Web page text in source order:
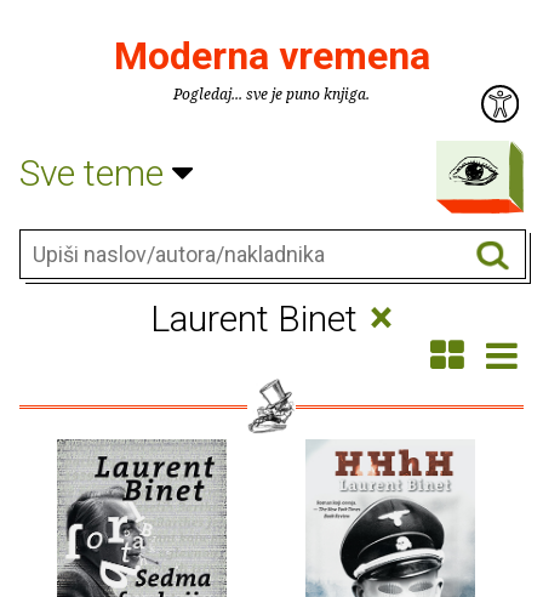
Moderna vremena
Pogledaj... sve je puno knjiga.
Sve teme
Laurent Binet ×